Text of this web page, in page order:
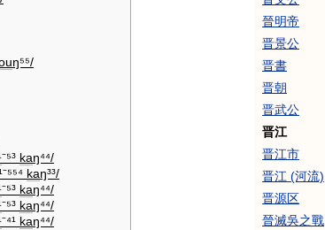
ŋ⁵⁵/
⁻⁵³ kaŋ⁴⁴/
kaŋ³³/
⁻⁵³ kaŋ⁴⁴/
⁻⁵³ kaŋ⁴⁴/
⁻⁴¹ kaŋ⁴⁴/
晉明帝
晋景公
晋書
晋朝
晋武公
晋江
晋江市
晋江 (河流)
晋源区
晉滅吳之戰